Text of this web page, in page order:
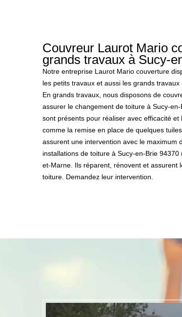
Couvreur Laurot Mario
grands travaux à Sucy-
Notre entreprise Laurot Mario couverture
les petits travaux et aussi les grands
En grands travaux, nous disposons de
assurer le changement de toiture à Sucy-
sont présents pour réaliser avec efficacité et
comme la remise en place de quelques
assurent une intervention avec le maximum
installations de toiture à Sucy-en-Brie
et-Marne. Ils réparent, rénovent et assurent
toiture. Demandez leur intervention.